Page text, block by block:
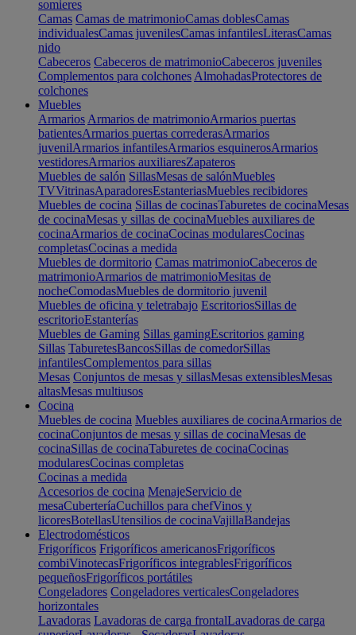
somieres
Camas Camas de matrimonioCamas doblesCamas
individualesCamas juvenilesCamas infantilesLiterasCamas
nido
Cabeceros Cabeceros de matrimonioCabeceros juveniles
Complementos para colchones AlmohadasProtectores de
colchones
Muebles
Armarios Armarios de matrimonioArmarios puertas
batientesArmarios puertas correderasArmarios
juvenilArmarios infantilesArmarios esquinerosArmarios
vestidoresArmarios auxiliaresZapateros
Muebles de salón SillasMesas de salónMuebles
TVVitrinasAparadoresEstanteriasMuebles recibidores
Muebles de cocina Sillas de cocinasTaburetes de cocinaMesas
de cocinaMesas y sillas de cocinaMuebles auxiliares de
cocinaArmarios de cocinaCocinas modularesCocinas
completasCocinas a medida
Muebles de dormitorio Camas matrimonioCabeceros de
matrimonioArmarios de matrimonioMesitas de
nocheComodasMuebles de dormitorio juvenil
Muebles de oficina y teletrabajo EscritoriosSillas de
escritorioEstanterías
Muebles de Gaming Sillas gamingEscritorios gaming
Sillas TaburetesBancosSillas de comedorSillas
infantilesComplementos para sillas
Mesas Conjuntos de mesas y sillasMesas extensiblesMesas
altasMesas multiusos
Cocina
Muebles de cocina Muebles auxiliares de cocinaArmarios de
cocinaConjuntos de mesas y sillas de cocinaMesas de
cocinaSillas de cocinaTaburetes de cocinaCocinas
modularesCocinas completas
Cocinas a medida
Accesorios de cocina MenajeServicio de
mesaCuberteríaCuchillos para chefVinos y
licoresBotellasUtensilios de cocinaVajillaBandejas
Electrodomésticos
Frigoríficos Frigoríficos americanosFrigoríficos
combiVinotecasFrigoríficos integrablesFrigoríficos
pequeñosFrigoríficos portátiles
Congeladores Congeladores verticalesCongeladores
horizontales
Lavadoras Lavadoras de carga frontalLavadoras de carga